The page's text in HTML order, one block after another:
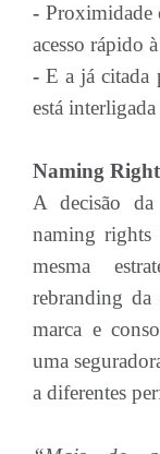
- Proximidade
acesso rápido
- E a já citada
está
Naming
A decisão
naming rights
mesma
rebranding da
marca e
uma
a diferentes